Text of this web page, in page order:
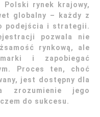
Polski rynek krajowy,
globalny – każdy z
podejścia i strategii.
pozwala nie
rynkową, ale
i zapobiegać
Proces ten, choć
jest dostępny dla
zrozumienie jego
do sukcesu.